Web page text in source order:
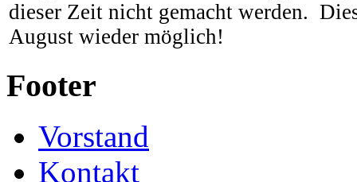
dieser Zeit nicht gemacht werden.
August wieder möglich!
Footer
Vorstand
Kontakt